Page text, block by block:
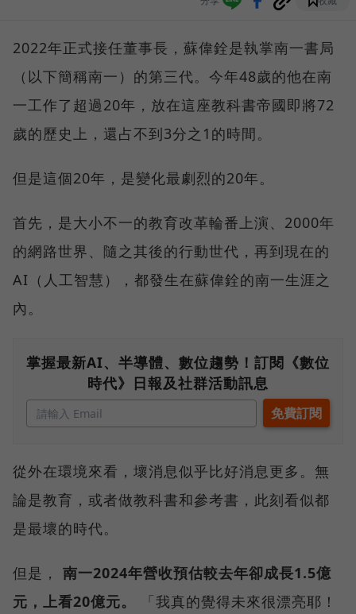
2022年正式接任董事長，蘇偉銓是執掌南一書局
（以下簡稱南一）的第三代。今年48歲的他在南
一工作了超過20年，放在這座教科書帝國即將72
歲的歷史上，還占不到3分之1的時間。
但是這個20年，是變化最劇烈的20年。
首先，是大小不一的教育改革輪番上演、2000年
的網路世界、隨之其後的行動世代，再到現在的
AI（人工智慧），都發生在蘇偉銓的南一生涯之
內。
掌握最新AI、半導體、數位趨勢！訂閱《數位
時代》日報及社群活動訊息
從外在環境來看，壞消息似乎比好消息更多。無
論是教育，或者做教科書和參考書，此刻看似都
是最壞的時代。
但是， 南一2024年營收預估較去年卻成長1.5億
元，上看20億元。
「我真的覺得未來很漂亮耶！